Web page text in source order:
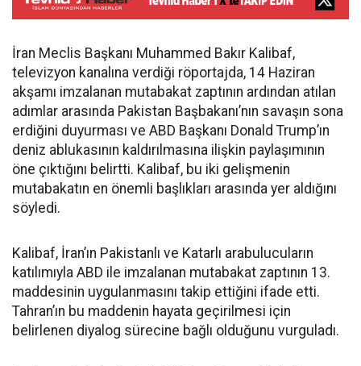
İran Meclis Başkanı Muhammed Bakır Kalibaf,
televizyon kanalına verdiği röportajda, 14 Haziran
akşamı imzalanan mutabakat zaptının ardından atılan
adımlar arasında Pakistan Başbakanı’nın savaşın sona
erdiğini duyurması ve ABD Başkanı Donald Trump’ın
deniz ablukasının kaldırılmasına ilişkin paylaşımının
öne çıktığını belirtti. Kalibaf, bu iki gelişmenin
mutabakatın en önemli başlıkları arasında yer aldığını
söyledi.
Kalibaf, İran’ın Pakistanlı ve Katarlı arabulucuların
katılımıyla ABD ile imzalanan mutabakat zaptının 13.
maddesinin uygulanmasını takip ettiğini ifade etti.
Tahran’ın bu maddenin hayata geçirilmesi için
belirlenen diyalog sürecine bağlı olduğunu vurguladı.